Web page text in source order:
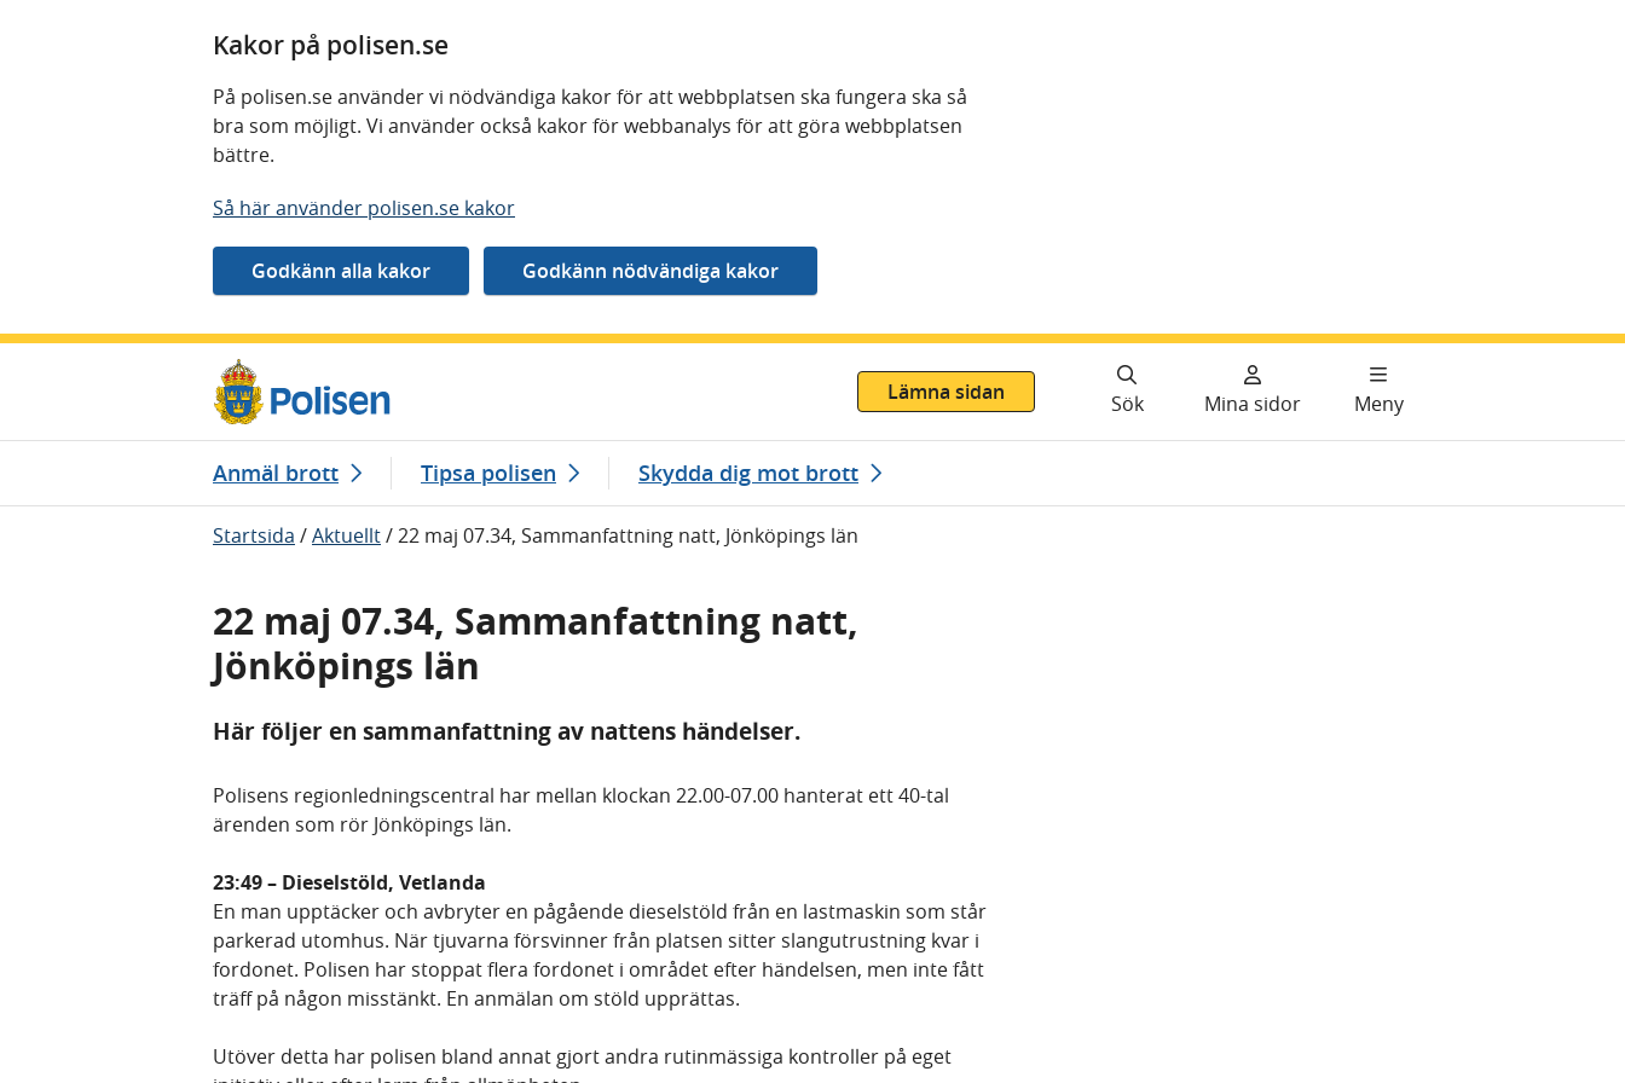
Kakor på polisen.se
På polisen.se använder vi nödvändiga kakor för att webbplatsen ska fungera ska så
bra som möjligt. Vi använder också kakor för webbanalys för att göra webbplatsen
bättre.
Så här använder polisen.se kakor
Lämna sidan
Sök Mina sidor Meny
Anmäl brott Tipsa polisen Skydda dig mot brott
Startsida /Aktuellt/22 maj 07.34, Sammanfattning natt, Jönköpings län
22 maj 07.34, Sammanfattning natt,
Jönköpings län
Här följer en sammanfattning av nattens händelser.
Polisens regionledningscentral har mellan klockan 22.00-07.00 hanterat ett 40-tal
ärenden som rör Jönköpings län.
23:49 – Dieselstöld, Vetlanda
En man upptäcker och avbryter en pågående dieselstöld från en lastmaskin som står
parkerad utomhus. När tjuvarna försvinner från platsen sitter slangutrustning kvar i
fordonet. Polisen har stoppat flera fordonet i området efter händelsen, men inte fått
träff på någon misstänkt. En anmälan om stöld upprättas.
Utöver detta har polisen bland annat gjort andra rutinmässiga kontroller på eget